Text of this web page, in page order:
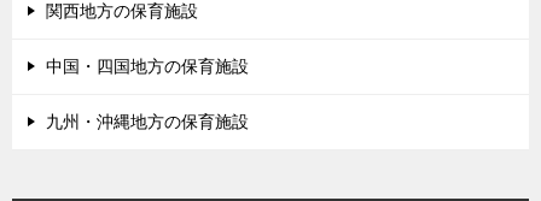
関西地方の保育施設
中国・四国地方の保育施設
九州・沖縄地方の保育施設